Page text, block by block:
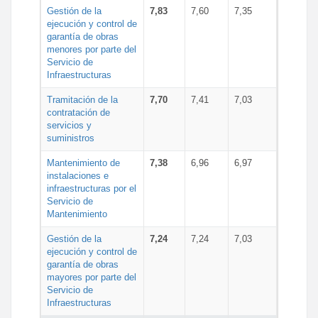
Gestión de la
ejecución y control de
garantía de obras
menores por parte del
Servicio de
Infraestructuras
7,83 7,60 7,35
Tramitación de la
contratación de
servicios y
suministros
7,70 7,41 7,03
Mantenimiento de
instalaciones e
infraestructuras por el
Servicio de
Mantenimiento
7,38 6,96 6,97
Gestión de la
ejecución y control de
garantía de obras
mayores por parte del
Servicio de
Infraestructuras
7,24 7,24 7,03